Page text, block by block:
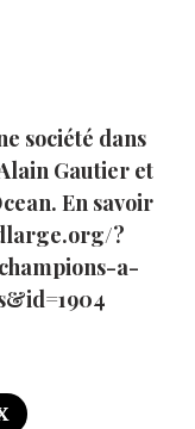
société dans
Gautier et
En savoir
?
a-